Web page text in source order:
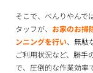
そこで、べんりやんで
タッフが、 お家のお掃
ンニングを行い、無駄
ご利用状況など、勝手
で、圧倒的な作業効率